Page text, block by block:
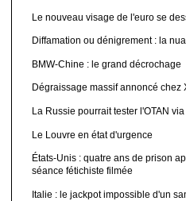
Le nouveau visage de l'euro se
Diffamation ou dénigrement : la
BMW-Chine : le grand décrochage
Dégraissage massif annoncé chez
La Russie pourrait tester l'OTAN
Le Louvre en état d'urgence
États-Unis : quatre ans de prison
séance fétichiste filmée
Italie : le jackpot impossible d'un